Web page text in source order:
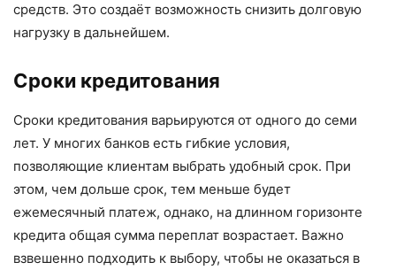
средств. Это создаёт возможность снизить долговую
нагрузку в дальнейшем.
Сроки кредитования
Сроки кредитования варьируются от одного до семи
лет. У многих банков есть гибкие условия,
позволяющие клиентам выбрать удобный срок. При
этом, чем дольше срок, тем меньше будет
ежемесячный платеж, однако, на длинном горизонте
кредита общая сумма переплат возрастает. Важно
взвешенно подходить к выбору, чтобы не оказаться в